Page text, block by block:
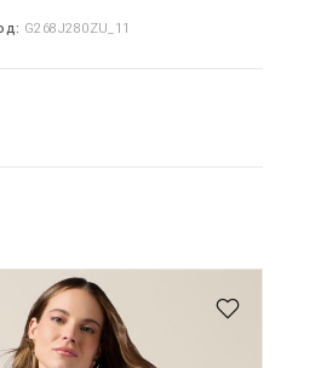
G268J280ZU_11